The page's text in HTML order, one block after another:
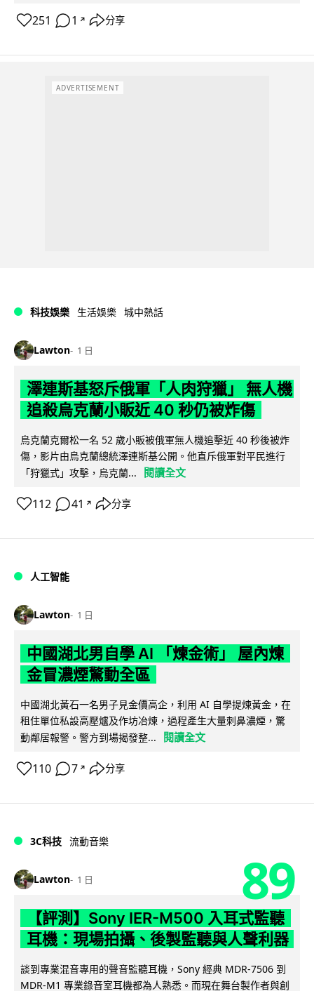
251 1 ↗ 分享
ADVERTISEMENT
科技娛樂 生活娛樂 城中熱話
Lawton 1 日
澤連斯基怒斥俄軍「人肉狩獵」 無人機
追殺烏克蘭小販近 40 秒仍被炸傷
烏克蘭克爾松一名 52 歲小販被俄軍無人機追擊近 40 秒後被炸
傷，影片由烏克蘭總統澤連斯基公開。他直斥俄軍對平民進行
「狩獵式」攻擊，烏克蘭...
閱讀全文
112 41 ↗ 分享
人工智能
Lawton 1 日
中國湖北男自學 AI 「煉金術」 屋內煉
金冒濃煙驚動全區
中國湖北黃石一名男子見金價高企，利用 AI 自學提煉黃金，在
租住單位私設高壓爐及作坊冶煉，過程產生大量刺鼻濃煙，驚
動鄰居報警。警方到場揭發整...
閱讀全文
110 7 ↗ 分享
3C科技 流動音樂
Lawton 1 日 89
【評測】Sony IER-M500 入耳式監聽
耳機：現場拍攝、後製監聽與人聲利器
談到專業混音專用的聲音監聽耳機，Sony 經典 MDR-7506 到
MDR-M1 專業錄音室耳機都為人熟悉。而現在舞台製作者與創